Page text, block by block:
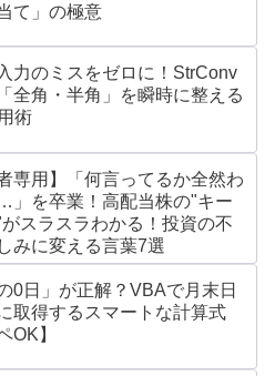
て」の極意
力のミスをゼロに！StrConv
全角・半角」を瞬時に整える
術
専用】「何言ってるか全然わ
」を卒業！高配当株の"キー
スラスラわかる！投資の不
みに変える言葉7選
0日」が正解？VBAで月末日
取得するスマートな計算式
OK】